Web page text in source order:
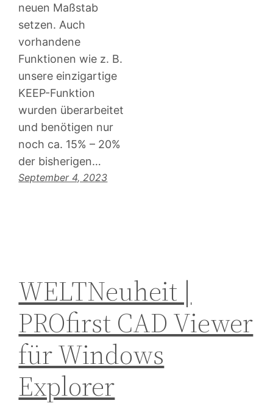
neuen Maßstab
setzen. Auch
vorhandene
Funktionen wie z. B.
unsere einzigartige
KEEP-Funktion
wurden überarbeitet
und benötigen nur
noch ca. 15% – 20%
der bisherigen…
September 4, 2023
WELTNeuheit |
PROfirst CAD Viewer
für Windows
Explorer